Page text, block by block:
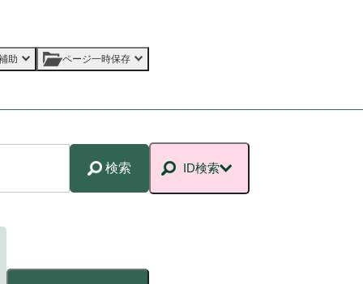
助 ページ一時保存
検索 ID検索